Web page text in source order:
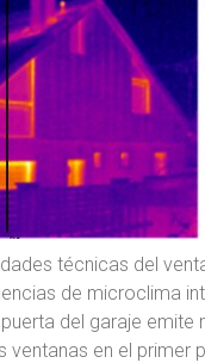
técnicas del
de microclima
del garaje emite
ventanas en el primer